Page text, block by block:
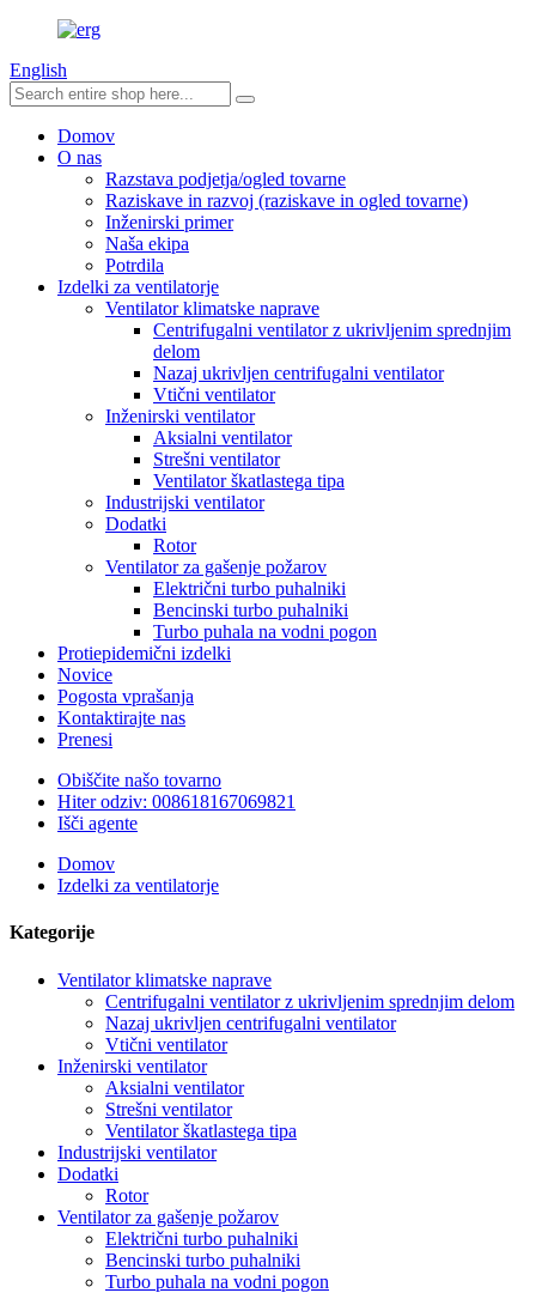
English
Domov
O nas
Razstava podjetja/ogled tovarne
Raziskave in razvoj (raziskave in ogled tovarne)
Inženirski primer
Naša ekipa
Potrdila
Izdelki za ventilatorje
Ventilator klimatske naprave
Centrifugalni ventilator z ukrivljenim sprednjim
delom
Nazaj ukrivljen centrifugalni ventilator
Vtični ventilator
Inženirski ventilator
Aksialni ventilator
Strešni ventilator
Ventilator škatlastega tipa
Industrijski ventilator
Dodatki
Rotor
Ventilator za gašenje požarov
Električni turbo puhalniki
Bencinski turbo puhalniki
Turbo puhala na vodni pogon
Protiepidemični izdelki
Novice
Pogosta vprašanja
Kontaktirajte nas
Prenesi
Obiščite našo tovarno
Hiter odziv: 008618167069821
Išči agente
Domov
Izdelki za ventilatorje
Kategorije
Ventilator klimatske naprave
Centrifugalni ventilator z ukrivljenim sprednjim delom
Nazaj ukrivljen centrifugalni ventilator
Vtični ventilator
Inženirski ventilator
Aksialni ventilator
Strešni ventilator
Ventilator škatlastega tipa
Industrijski ventilator
Dodatki
Rotor
Ventilator za gašenje požarov
Električni turbo puhalniki
Bencinski turbo puhalniki
Turbo puhala na vodni pogon